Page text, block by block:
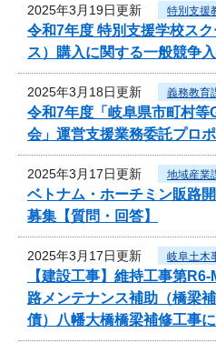
2025年3月19日更新 特別支援
令和7年度 特別支援学校ス
ス）購入に関する一般競争
2025年3月18日更新 義務教育
令和7年度「岐阜県市町村等
会」運営支援業務委託プロ
2025年3月17日更新 地域産業
ベトナム・ホーチミン販路
募集【質問・回答】
2025年3月17日更新 岐阜土木
【建設工事】維持工事第
路メンテナンス補助（橋梁
債）八幡大橋橋梁補修工事